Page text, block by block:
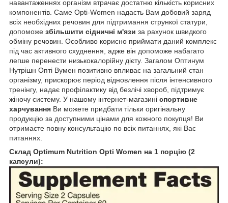
навантаженнях організм втрачає достатню кількість корисних
компонентів. Саме Opti-Women надасть Вам добовий заряд
всіх необхідних речовин для підтримання стрункої статури,
допоможе збільшити сідничні м'язи за рахунок швидкого
обміну речовин. Особливо корисно приймати даний комплекс
під час активного схуднення, адже він допоможе набагато
легше перенести низькокалорійну дієту. Загалом Оптинум
Нутрішн Опті Вумен позитивно впливає на загальний стан
організму, прискорює період відновлення після інтенсивного
тренінгу, надає профілактику від безлічі хвороб, підтримує
жіночу систему. У нашому інтернет-магазині спортивне
харчування Ви можете придбати тільки оригінальну
продукцію за доступними цінами для кожного покупця! Ви
отримаєте повну консультацію по всіх питаннях, які Вас
питаннях.
Склад Optimum Nutrition Opti Women на 1 порцію (2
капсули):